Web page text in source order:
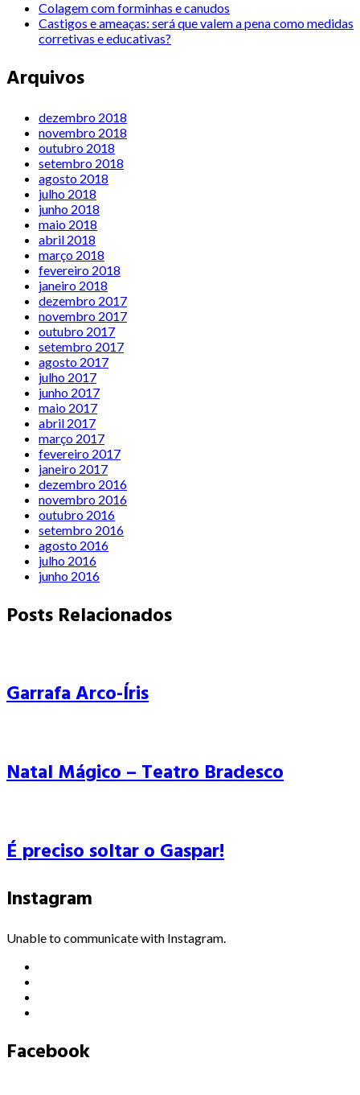
Colagem com forminhas e canudos
Castigos e ameaças: será que valem a pena como medidas
corretivas e educativas?
Arquivos
dezembro 2018
novembro 2018
outubro 2018
setembro 2018
agosto 2018
julho 2018
junho 2018
maio 2018
abril 2018
março 2018
fevereiro 2018
janeiro 2018
dezembro 2017
novembro 2017
outubro 2017
setembro 2017
agosto 2017
julho 2017
junho 2017
maio 2017
abril 2017
março 2017
fevereiro 2017
janeiro 2017
dezembro 2016
novembro 2016
outubro 2016
setembro 2016
agosto 2016
julho 2016
junho 2016
Posts Relacionados
Garrafa Arco-Íris
Natal Mágico – Teatro Bradesco
É preciso soltar o Gaspar!
Instagram
Unable to communicate with Instagram.
Facebook